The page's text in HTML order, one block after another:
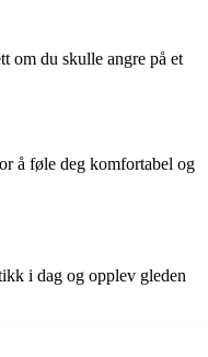
om du skulle angre på et
å føle deg komfortabel og
i dag og opplev gleden